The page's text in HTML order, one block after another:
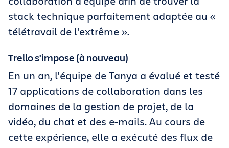
stack technique parfaitement adaptée au «
télétravail de l'extrême ».
Trello s'impose (à nouveau)
En un an, l'équipe de Tanya a évalué et testé
17 applications de collaboration dans les
domaines de la gestion de projet, de la
vidéo, du chat et des e-mails. Au cours de
cette expérience, elle a exécuté des flux de